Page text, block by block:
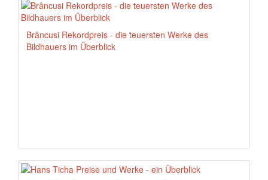
Brâncusi Rekordpreis - die teuersten Werke des
Bildhauers im Überblick